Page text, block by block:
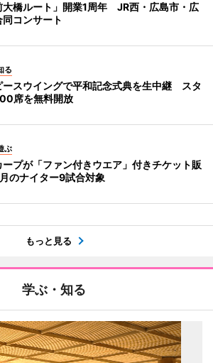
大橋ルート」開業1周年 JR西・広島市・広
同コンサート
る
ースウイングで平和記念式典を生中継 スタ
席を無料開放
ぶ
ープが「ファン付きウエア」付きチケット販
のナイター9試合対象
もっと見る
学ぶ・知る